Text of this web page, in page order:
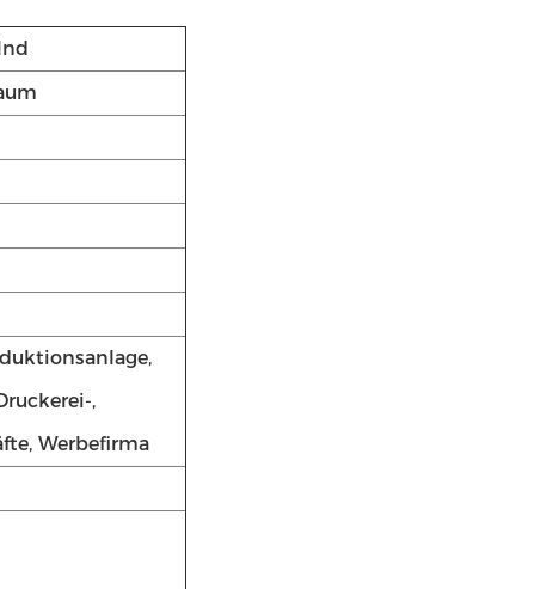
,
Werbefirma